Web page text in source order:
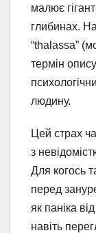
малює
глибинах.
“thalassa”
термін
людину.
Цей страх
з
Для когось
перед
як паніка
навіть